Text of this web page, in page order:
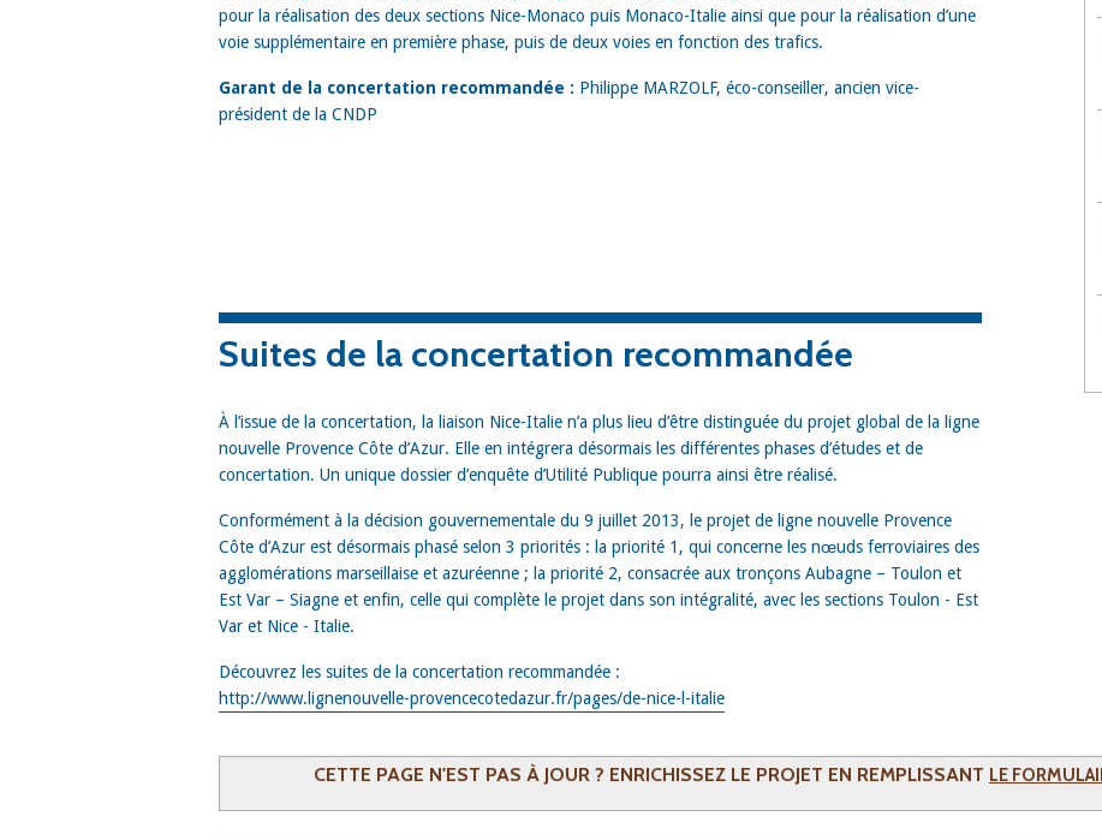
pour la réalisation des deux sections Nice-Monaco puis Monaco-Italie ainsi que pour la réalisation d’une
voie supplémentaire en première phase, puis de deux voies en fonction des trafics.
Garant de la concertation recommandée : Philippe MARZOLF, éco-conseiller, ancien vice-
président de la CNDP
Suites de la concertation recommandée
À l’issue de la concertation, la liaison Nice-Italie n’a plus lieu d’être distinguée du projet global de la ligne
nouvelle Provence Côte d’Azur. Elle en intégrera désormais les différentes phases d’études et de
concertation. Un unique dossier d’enquête d’Utilité Publique pourra ainsi être réalisé.
Conformément à la décision gouvernementale du 9 juillet 2013, le projet de ligne nouvelle Provence
Côte d’Azur est désormais phasé selon 3 priorités : la priorité 1, qui concerne les nœuds ferroviaires des
agglomérations marseillaise et azuréenne ; la priorité 2, consacrée aux tronçons Aubagne – Toulon et
Est Var – Siagne et enfin, celle qui complète le projet dans son intégralité, avec les sections Toulon - Est
Var et Nice - Italie.
Découvrez les suites de la concertation recommandée :
http://www.lignenouvelle-provencecotedazur.fr/pages/de-nice-l-italie
CETTE PAGE N'EST PAS À JOUR ? ENRICHISSEZ LE PROJET EN REMPLISSANT LE